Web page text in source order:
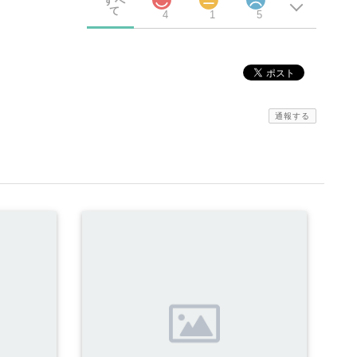
て
4 1 5
通報する